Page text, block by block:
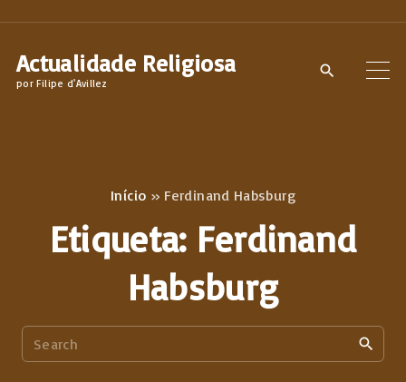
Actualidade Religiosa
por Filipe d'Avillez
Início » Ferdinand Habsburg
Etiqueta: Ferdinand
Habsburg
e